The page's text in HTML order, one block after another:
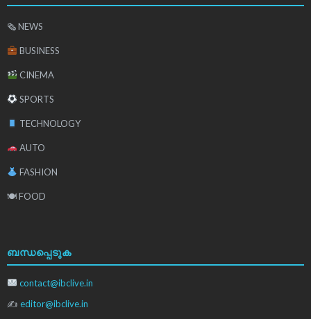
🗞 NEWS
BUSINESS
CINEMA
SPORTS
TECHNOLOGY
AUTO
FASHION
🍽 FOOD
ബന്ധപ്പെടുക
contact@ibclive.in
✍ editor@ibclive.in